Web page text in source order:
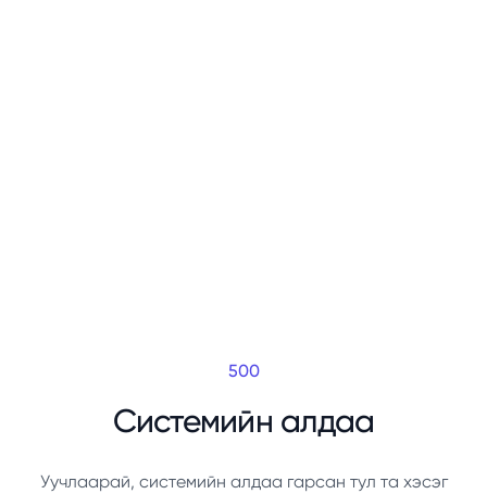
500
Системийн алдаа
Уучлаарай, системийн алдаа гарсан тул та хэсэг